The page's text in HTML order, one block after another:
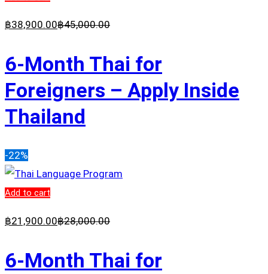
฿38,900.00฿45,000.00
6-Month Thai for
Foreigners – Apply Inside
Thailand
-22%
Add to cart
฿21,900.00฿28,000.00
6-Month Thai for